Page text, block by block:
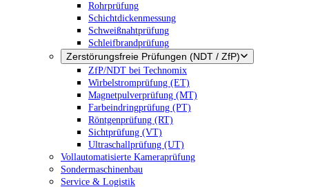
Rohrprüfung
Schichtdickenmessung
Schweißnahtprüfung
Schleifbrandprüfung
Zerstörungsfreie Prüfungen (NDT / ZfP)
ZfP/NDT bei Technomix
Wirbelstromprüfung (ET)
Magnetpulverprüfung (MT)
Farbeindringprüfung (PT)
Röntgenprüfung (RT)
Sichtprüfung (VT)
Ultraschallprüfung (UT)
Vollautomatisierte Kameraprüfung
Sondermaschinenbau
Service & Logistik